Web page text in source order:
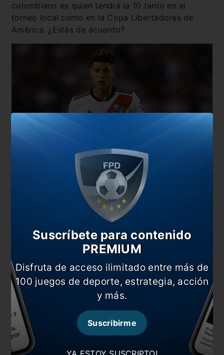
colombiano es quien tendrá la 10 tanto en el
torneo local como en la Copa Libertadores de
América. ¿Estás de acuerdo?
También te puede interesar
La bandera de River ya está lista para volver
Nacho no se baja de la ida ante Paranaense
«Me preocupa el rendimiento general del equipo»
En esta nota:
#10 #Jorge Carrascal
#Marcelo Gallardo #Nacho Fernández
#Noticia #River
Comentarios
Suscríbete para contenido
PREMIUM
Disfruta de acceso ilimitado entre más de
100 juegos de deporte, estrategia, acción
y más.
Suscribirme